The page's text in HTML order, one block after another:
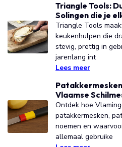
Triangle Tools:
Solingen die je
Triangle Tools
keukenhulpen die
stevig, prettig in
jarenlang int
Lees meer
Vlaamse
Ontdek hoe
patakkermesken,
noemen en
allemaal gebruike